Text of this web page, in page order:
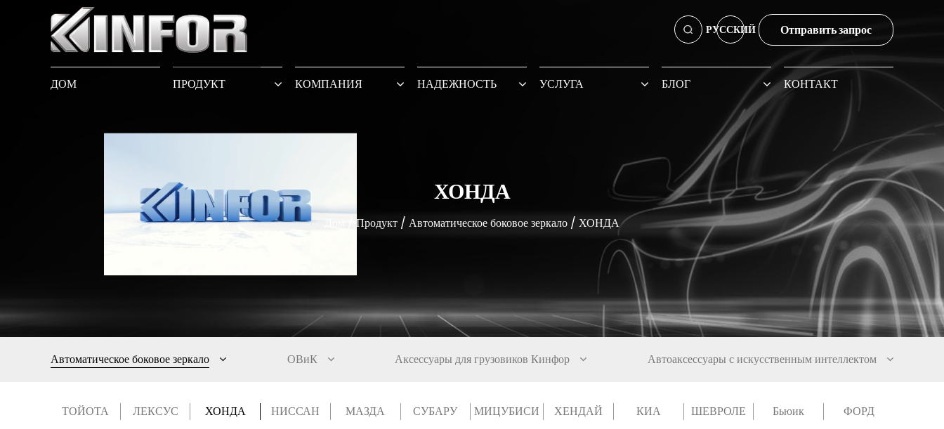
РУССКИЙ Отправить запрос
ДОМ ПРОДУКТ КОМПАНИЯ НАДЕЖНОСТЬ УСЛУГА БЛОГ КОНТАКТ
ХОНДА
Продукт / Автоматическое боковое зеркало / ХОНДА
Автоматическое боковое зеркало ОВиК Аксессуары для грузовиков Кинфор Автоаксессуары с искусственным интеллектом
ТОЙОТА ЛЕКСУС ХОНДА НИССАН МАЗДА СУБАРУ МИЦУБИСИ ХЕНДАЙ КИА ШЕВРОЛЕ Бьюик ФОРД